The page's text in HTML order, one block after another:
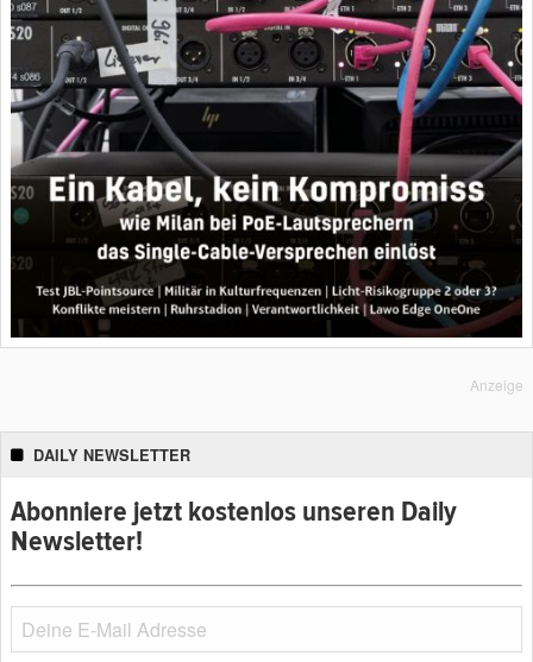
Anzeige
DAILY NEWSLETTER
Abonniere jetzt kostenlos unseren Daily
Newsletter!